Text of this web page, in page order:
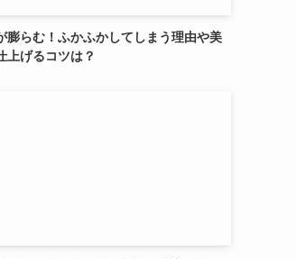
膨らむ！ふかふかしてしまう理由や美
上げるコツは？